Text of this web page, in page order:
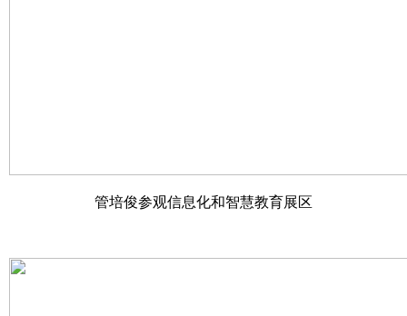
管培俊参观信息化和智慧教育展区